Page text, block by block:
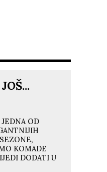
JEDNA OD
KOMADE
DODATI U